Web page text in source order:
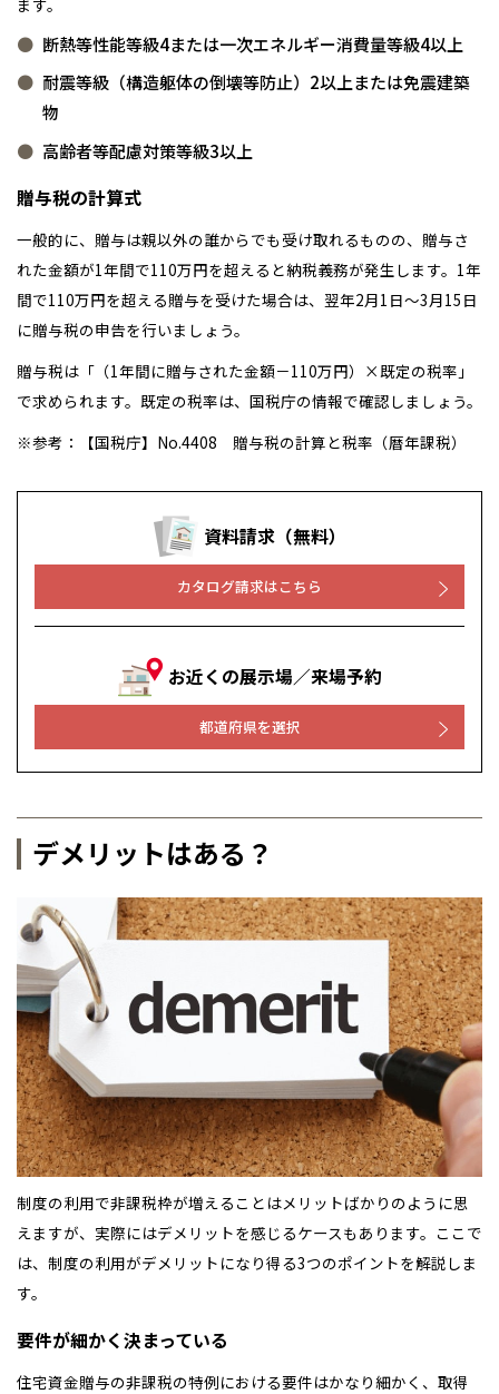
ます。
断熱等性能等級4または一次エネルギー消費量等級4以上
耐震等級（構造躯体の倒壊等防止）2以上または免震建築
物
高齢者等配慮対策等級3以上
贈与税の計算式
一般的に、贈与は親以外の誰からでも受け取れるものの、贈与さ
れた金額が1年間で110万円を超えると納税義務が発生します。1年
間で110万円を超える贈与を受けた場合は、翌年2月1日～3月15日
に贈与税の申告を行いましょう。
贈与税は「（1年間に贈与された金額－110万円）×既定の税率」
で求められます。既定の税率は、国税庁の情報で確認しましょう。
※参考：【国税庁】No.4408 贈与税の計算と税率（暦年課税）
資料請求（無料）
カタログ請求はこちら
お近くの展示場／来場予約
都道府県を選択
デメリットはある？
制度の利用で非課税枠が増えることはメリットばかりのように思
えますが、実際にはデメリットを感じるケースもあります。ここで
は、制度の利用がデメリットになり得る3つのポイントを解説しま
す。
要件が細かく決まっている
住宅資金贈与の非課税の特例における要件はかなり細かく、取得